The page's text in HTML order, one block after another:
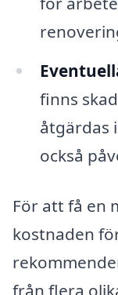
finns
åtgärdas
också
För att få en
kostnaden
från flera